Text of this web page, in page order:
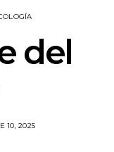
del
10, 2025